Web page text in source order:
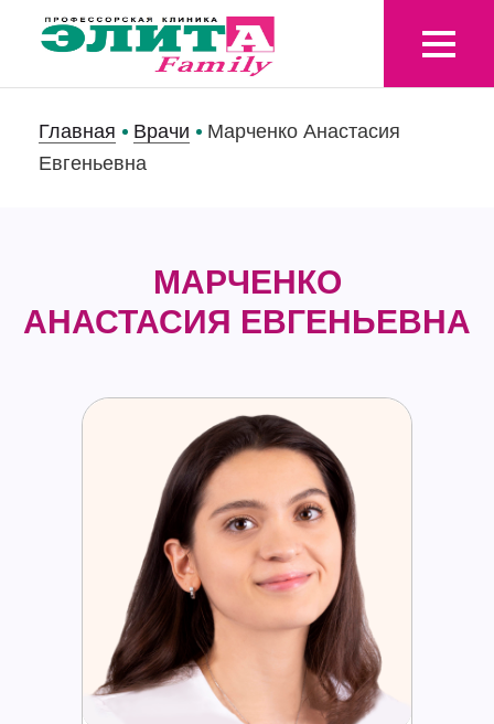
Главная Врачи
Марченко Анастасия
Евгеньевна
МАРЧЕНКО
АНАСТАСИЯ ЕВГЕНЬЕВНА